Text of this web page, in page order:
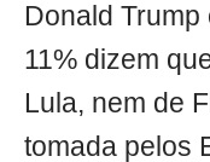
Donald
11% dizem
Lula, nem de
tomada pelos